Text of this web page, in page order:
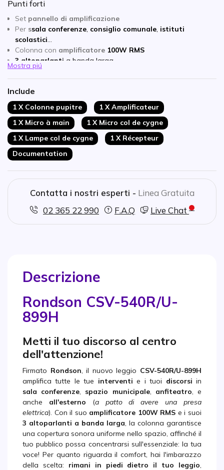
Punti forti
Set pannello di amplificazione
Per ssala conferenze consiglio comunale istituti
scolastici
Colonna con amplificatore 100W RMS
3 altoparlanti a banda larga
Ricevitore
manointegrati
Funzione di priorità vocale programmabile
Lettore RegistratoreMP3;USB;SD;MMC
Connessioni: ingresso microfono XLR; ingresso AUX; uscita
Jack 6,35mm
Nessuna autonomia: connessione alla rete elettrica
richiesta!
Mostra piú
Include
1 X Colonne pupitre
1 X Amplificateur
1 X Micro à main
1 X Micro col de cygne
1 X Lampe col de cygne
1 X Récepteur
Documentation
Contatta i nostri esperti - Linea Gratuita
02 365 22 990
F.A.Q Live Chat
Descrizione
Rondson CSV-540R/U-
899H
Metti il tuo discorso al centro
dell'attenzione!
Firmato Rondson , il nuovo leggio CSV-540R/U-899H
amplifica tutte le tue interventi e i tuoi discorsi in
sala conferenze
spazio municipale, anfiteatro , e
anche all'esterno (a patto di avere una presa
elettrica). Con il suo amplificatore 100W RMS e i suoi
3 altoparlanti a banda larga , la colonna garantisce
una copertura sonora uniforme nello spazio, affinché il
tuo pubblico possa concentrarsi sull'essenziale: la tua
voce! Per quanto riguarda il comfort, hai l'imbarazzo
della scelta: rimani in piedi dietro il tuo leggio